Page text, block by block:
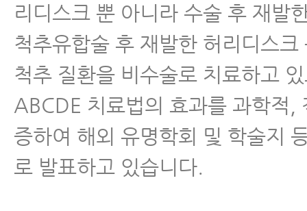
리디스크 뿐 아니라 수술 후 재발
척추유합술 후 재발한 허리디스크
척추 질환을 비수술로 치료하고
ABCDE 치료법의 효과를 과학적,
증하여 해외 유명학회 및 학술지
로 발표하고 있습니다.